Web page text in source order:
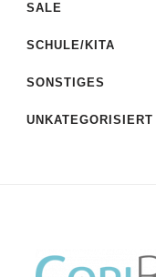
SALE
SCHULE/KITA
SONSTIGES
UNKATEGORISIERT